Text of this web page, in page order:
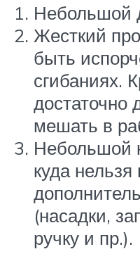
Небольшой
Жесткий
быть
сгибаниях.
мешать в
Небольшой
куда
(насадки,
ручку и пр.).